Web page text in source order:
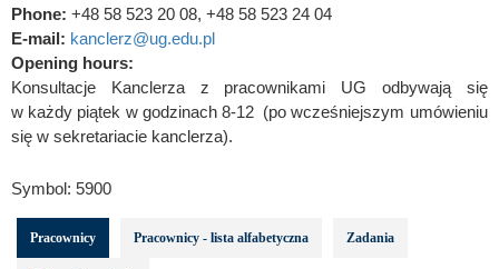
Phone: +48 58 523 20 08, +48 58 523 24 04
E-mail: kanclerz@ug.edu.pl
Opening hours:
Konsultacje Kanclerza z pracownikami UG odbywają się
w każdy piątek w godzinach 8-12 (po wcześniejszym umówieniu
się w sekretariacie kanclerza).
Symbol: 5900
Pracownicy Pracownicy - lista alfabetyczna Zadania